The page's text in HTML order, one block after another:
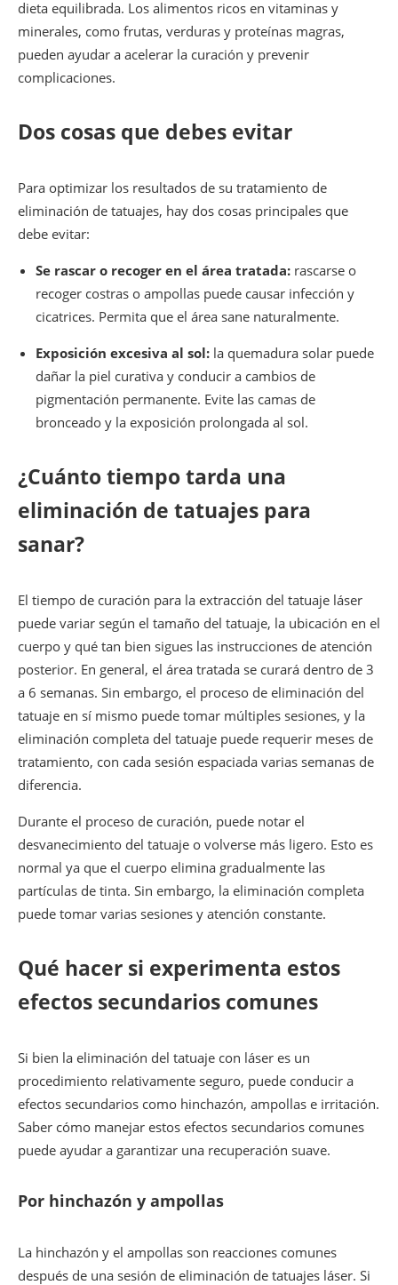
dieta equilibrada. Los alimentos ricos en vitaminas y
minerales, como frutas, verduras y proteínas magras,
pueden ayudar a acelerar la curación y prevenir
complicaciones.
Dos cosas que debes evitar
Para optimizar los resultados de su tratamiento de
eliminación de tatuajes, hay dos cosas principales que
debe evitar:
Se rascar o recoger en el área tratada: rascarse o
recoger costras o ampollas puede causar infección y
cicatrices. Permita que el área sane naturalmente.
Exposición excesiva al sol: la quemadura solar puede
dañar la piel curativa y conducir a cambios de
pigmentación permanente. Evite las camas de
bronceado y la exposición prolongada al sol.
¿Cuánto tiempo tarda una
eliminación de tatuajes para
sanar?
El tiempo de curación para la extracción del tatuaje láser
puede variar según el tamaño del tatuaje, la ubicación en el
cuerpo y qué tan bien sigues las instrucciones de atención
posterior. En general, el área tratada se curará dentro de 3
a 6 semanas. Sin embargo, el proceso de eliminación del
tatuaje en sí mismo puede tomar múltiples sesiones, y la
eliminación completa del tatuaje puede requerir meses de
tratamiento, con cada sesión espaciada varias semanas de
diferencia.
Durante el proceso de curación, puede notar el
desvanecimiento del tatuaje o volverse más ligero. Esto es
normal ya que el cuerpo elimina gradualmente las
partículas de tinta. Sin embargo, la eliminación completa
puede tomar varias sesiones y atención constante.
Qué hacer si experimenta estos
efectos secundarios comunes
Si bien la eliminación del tatuaje con láser es un
procedimiento relativamente seguro, puede conducir a
efectos secundarios como hinchazón, ampollas e irritación.
Saber cómo manejar estos efectos secundarios comunes
puede ayudar a garantizar una recuperación suave.
Por hinchazón y ampollas
La hinchazón y el ampollas son reacciones comunes
después de una sesión de eliminación de tatuajes láser. Si